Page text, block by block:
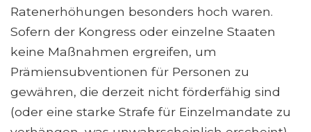
Ratenerhöhungen besonders hoch waren.
Sofern der Kongress oder einzelne Staaten
keine Maßnahmen ergreifen, um
Prämiensubventionen für Personen zu
gewähren, die derzeit nicht förderfähig sind
(oder eine starke Strafe für Einzelmandate zu